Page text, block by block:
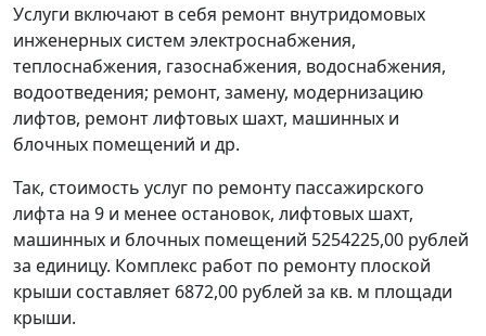
Услуги включают в себя ремонт внутридомовых
инженерных систем электроснабжения,
теплоснабжения, газоснабжения, водоснабжения,
водоотведения; ремонт, замену, модернизацию
лифтов, ремонт лифтовых шахт, машинных и
блочных помещений и др.
Так, стоимость услуг по ремонту пассажирского
лифта на 9 и менее остановок, лифтовых шахт,
машинных и блочных помещений 5254225,00 рублей
за единицу. Комплекс работ по ремонту плоской
крыши составляет 6872,00 рублей за кв. м площади
крыши.